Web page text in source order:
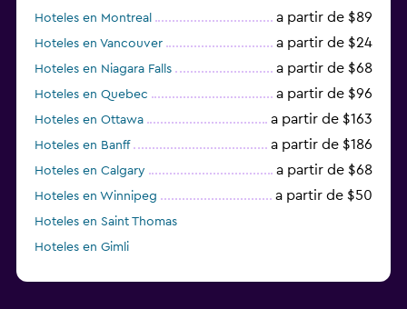
Hoteles en Montreal a partir de $89
Hoteles en Vancouver a partir de $24
Hoteles en Niagara Falls a partir de $68
Hoteles en Quebec a partir de $96
Hoteles en Ottawa a partir de $163
Hoteles en Banff a partir de $186
Hoteles en Calgary a partir de $68
Hoteles en Winnipeg a partir de $50
Hoteles en Saint Thomas
Hoteles en Gimli